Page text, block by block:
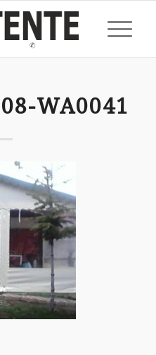
WA0041